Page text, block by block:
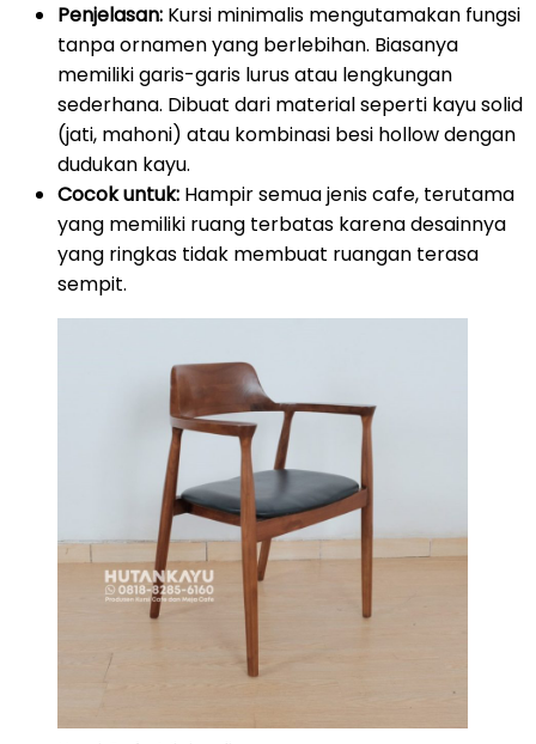
Penjelasan: Kursi minimalis mengutamakan fungsi
tanpa ornamen yang berlebihan. Biasanya
memiliki garis-garis lurus atau lengkungan
sederhana. Dibuat dari material seperti kayu solid
(jati, mahoni) atau kombinasi besi hollow dengan
dudukan kayu.
Cocok untuk: Hampir semua jenis cafe, terutama
yang memiliki ruang terbatas karena desainnya
yang ringkas tidak membuat ruangan terasa
sempit.